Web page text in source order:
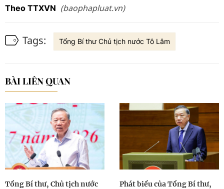
Theo TTXVN (baophapluat.vn)
Tags: Tổng Bí thư Chủ tịch nước Tô Lâm
BÀI LIÊN QUAN
Tổng Bí thư, Chủ tịch nước
Phát biểu của Tổng Bí thư,